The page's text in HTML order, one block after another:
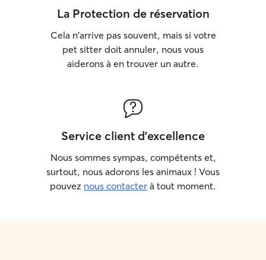
La Protection de réservation
Cela n'arrive pas souvent, mais si votre
pet sitter doit annuler, nous vous
aiderons à en trouver un autre.
Service client d'excellence
Nous sommes sympas, compétents et,
surtout, nous adorons les animaux ! Vous
pouvez nous contacter à tout moment.